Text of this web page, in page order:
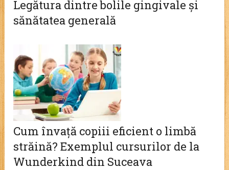
Legătura dintre bolile gingivale și
sănătatea generală
Cum învață copiii eficient o limbă
străină? Exemplul cursurilor de la
Wunderkind din Suceava